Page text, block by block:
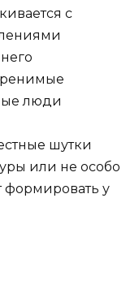
с
люди
шутки
или не особо
формировать у